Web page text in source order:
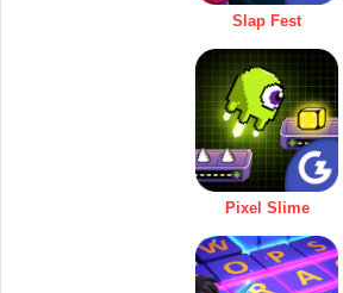
Slap Fest
Pixel Slime